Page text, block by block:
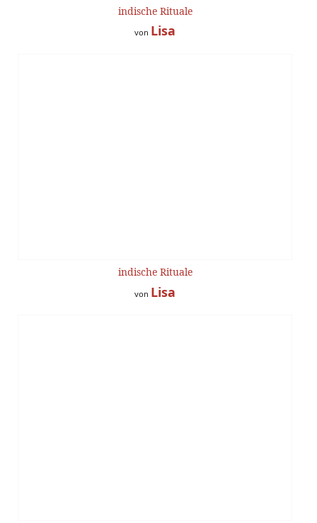
indische Rituale
von Lisa
indische Rituale
von Lisa